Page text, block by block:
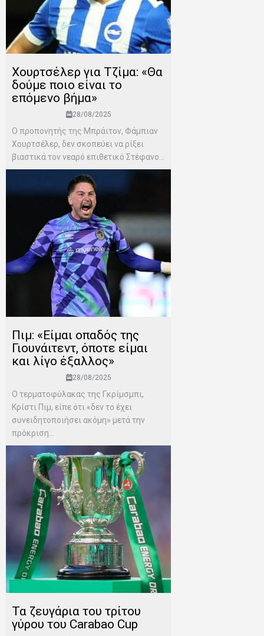
Χουρτσέλερ για Τζίμα: «Θα
δούμε ποιο είναι το
επόμενο βήμα»
28/08/2025
Ο προπονητής της Μπράιτον, Φάμπιαν
Χουρτσέλερ, δεν σκοπεύει να ρίξει
βιαστικά τον νεαρό επιθετικό Στέφανο...
Πιμ: «Είμαι οπαδός της
Γιουνάιτεντ, όποτε είμαι
και λίγο έξαλλος»
28/08/2025
Ο τερματοφύλακας της Γκρίμσμπι,
Κρίστι Πιμ, είπε ότι «δεν το έχει
συνειδητοποιήσει ακόμη» μετά την
πρόκριση...
Τα ζευγάρια του τρίτου
γύρου του Carabao Cup